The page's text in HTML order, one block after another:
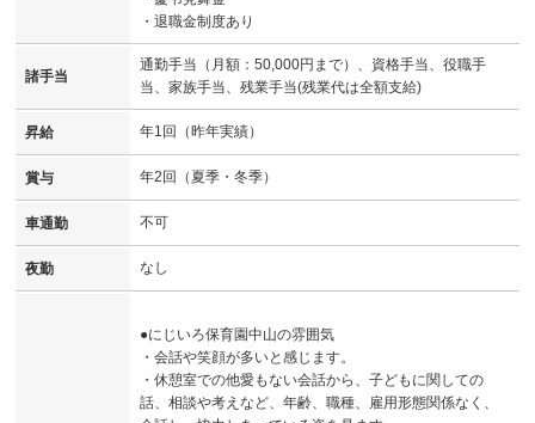
・退職金制度あり
諸手当
通勤手当（月額：50,000円まで）、資格手当、役職手
当、家族手当、残業手当(残業代は全額支給)
昇給 年1回（昨年実績）
賞与 年2回（夏季・冬季）
車通勤 不可
夜勤 なし
●にじいろ保育園中山の雰囲気
・会話や笑顔が多いと感じます。
・休憩室での他愛もない会話から、子どもに関しての
話、相談や考えなど、年齢、職種、雇用形態関係なく、